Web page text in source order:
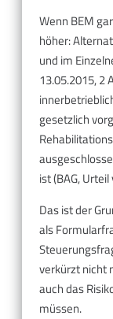
Wenn BEM
höher:
und im
13.05.2015, 2
gesetzlich
ist (BAG,
Das ist der
als
verkürzt nicht
auch das
müssen.